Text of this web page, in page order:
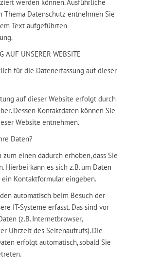
werden können. Ausführliche
Thema Datenschutz entnehmen Sie
Text aufgeführten
AUF UNSERER WEBSITE
für die Datenerfassung auf dieser
auf dieser Website erfolgt durch
Dessen Kontaktdaten können Sie
Website entnehmen.
Daten?
einen dadurch erhoben, dass Sie
Hierbei kann es sich z.B. um Daten
ein Kontaktformular eingeben.
automatisch beim Besuch der
IT-Systeme erfasst. Das sind vor
(z.B. Internetbrowser,
Uhrzeit des Seitenaufrufs). Die
erfolgt automatisch, sobald Sie